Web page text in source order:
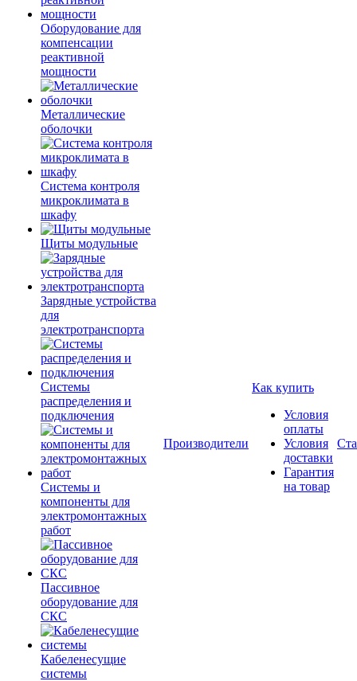
Оборудование для
компенсации
реактивной
мощности
Металлические
оболочки
Система контроля
микроклимата в
шкафу
Щиты модульные
Зарядные устройства
для
электротранспорта
Системы
распределения и
подключения
Системы и
компоненты для
электромонтажных
работ
Пассивное
оборудование для
СКС
Кабеленесущие
системы
Производители
Как купить
Условия
оплаты
Условия
доставки
Гарантия
на товар